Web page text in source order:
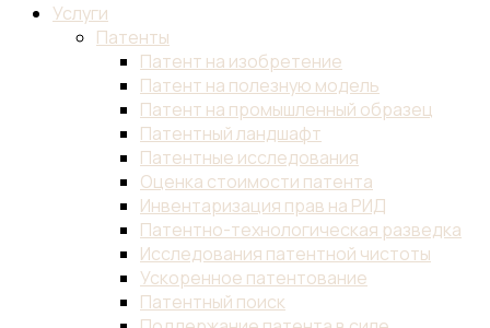
Услуги
Патенты
Патент на изобретение
Патент на полезную модель
Патент на промышленный образец
Патентный ландшафт
Патентные исследования
Оценка стоимости патента
Инвентаризация прав на РИД
Патентно-технологическая разведка
Исследования патентной чистоты
Ускоренное патентование
Патентный поиск